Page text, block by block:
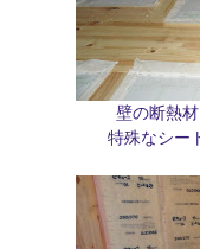
壁の断熱
特殊なシー